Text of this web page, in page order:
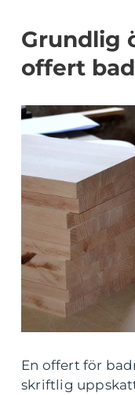
Grundlig
offert
En offert för
skriftlig